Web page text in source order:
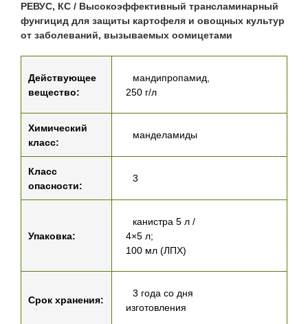
РЕВУС, КС / Высокоэффективный трансламинарный
фунгицид для защиты картофеля и овощных культур
от заболеваний, вызываемых оомицетами
Действующее
вещество:
мандипропамид,
250 г/л
Химический
класс:
манделамиды
Класс
опасности:
3
Упаковка:
канистра 5 л /
4×5 л;
100 мл (ЛПХ)
Срок хранения:
3 года со дня
изготовления